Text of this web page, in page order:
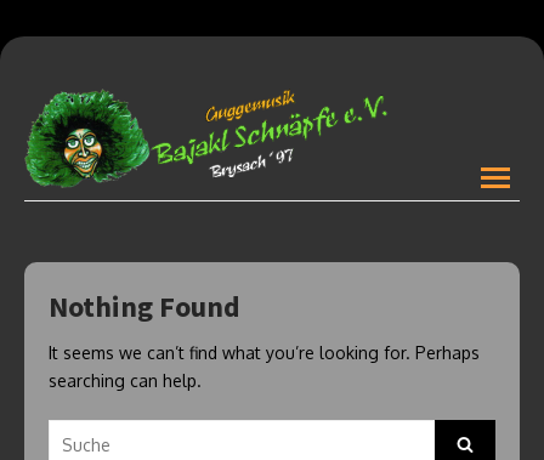
menu
Nothing Found
It seems we can’t find what you’re looking for. Perhaps
searching can help.
for:
Search